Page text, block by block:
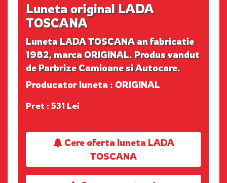
Luneta original LADA
TOSCANA
Luneta LADA TOSCANA an fabricatie
1982, marca ORIGINAL. Produs vandut
de Parbrize Camioane si Autocare.
Producator luneta : ORIGINAL
Pret : 531 Lei
Cere oferta luneta LADA
TOSCANA